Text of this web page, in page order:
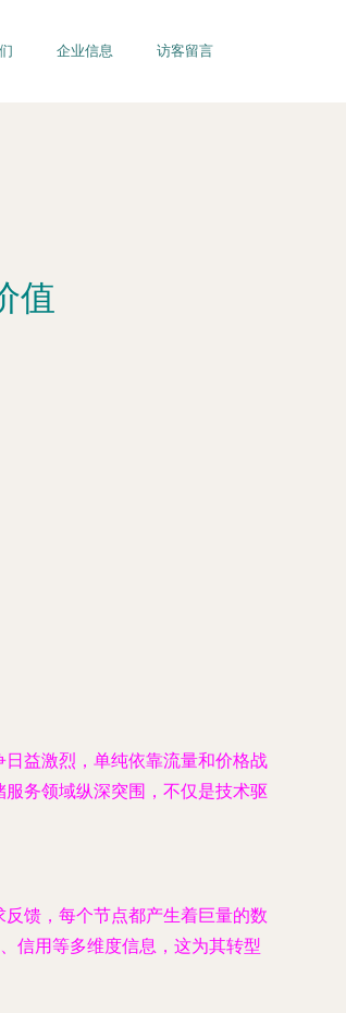
企业信息 访客留言
值
益激烈，单纯依靠流量和价格战
服务领域纵深突围，不仅是技术驱
馈，每个节点都产生着巨量的数
信用等多维度信息，这为其转型